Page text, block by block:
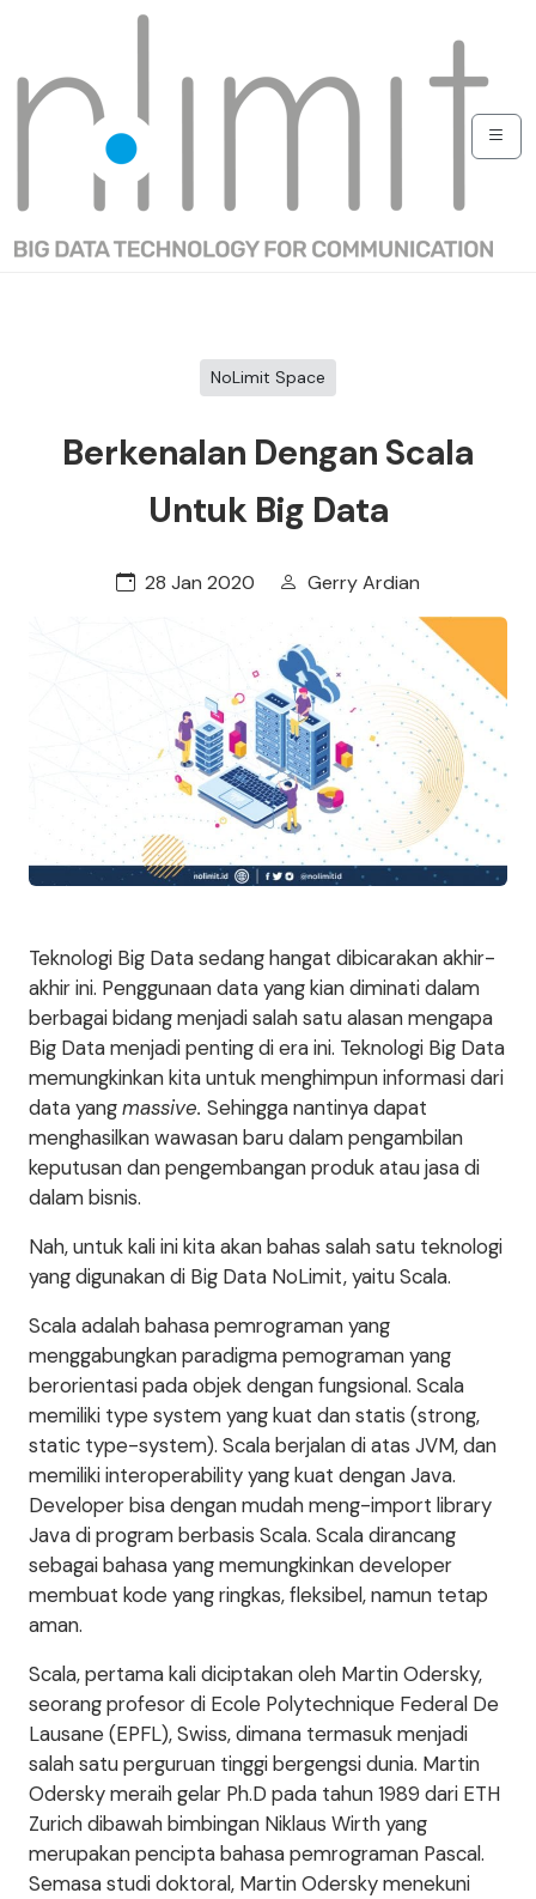
NoLimit Space
Berkenalan Dengan Scala
Untuk Big Data
28 Jan 2020 Gerry Ardian
Teknologi Big Data sedang hangat dibicarakan akhir-
akhir ini. Penggunaan data yang kian diminati dalam
berbagai bidang menjadi salah satu alasan mengapa
Big Data menjadi penting di era ini. Teknologi Big Data
memungkinkan kita untuk menghimpun informasi dari
data yangmassive. Sehingga nantinya dapat
menghasilkan wawasan baru dalam pengambilan
keputusan dan pengembangan produk atau jasa di
dalam bisnis.
Nah, untuk kali ini kita akan bahas salah satu teknologi
yang digunakan di Big Data NoLimit, yaitu Scala.
Scala adalah bahasa pemrograman yang
menggabungkan paradigma pemograman yang
berorientasi pada objek dengan fungsional. Scala
memiliki type system yang kuat dan statis (strong,
static type-system). Scala berjalan di atas JVM, dan
memiliki interoperability yang kuat dengan Java.
Developer bisa dengan mudah meng-import library
Java di program berbasis Scala. Scala dirancang
sebagai bahasa yang memungkinkan developer
membuat kode yang ringkas, fleksibel, namun tetap
aman.
Scala, pertama kali diciptakan oleh Martin Odersky,
seorang profesor di Ecole Polytechnique Federal De
Lausane (EPFL), Swiss, dimana termasuk menjadi
salah satu perguruan tinggi bergengsi dunia. Martin
Odersky meraih gelar Ph.D pada tahun 1989 dari ETH
Zurich dibawah bimbingan Niklaus Wirth yang
merupakan pencipta bahasa pemrograman Pascal.
Semasa studi doktoral, Martin Odersky menekuni